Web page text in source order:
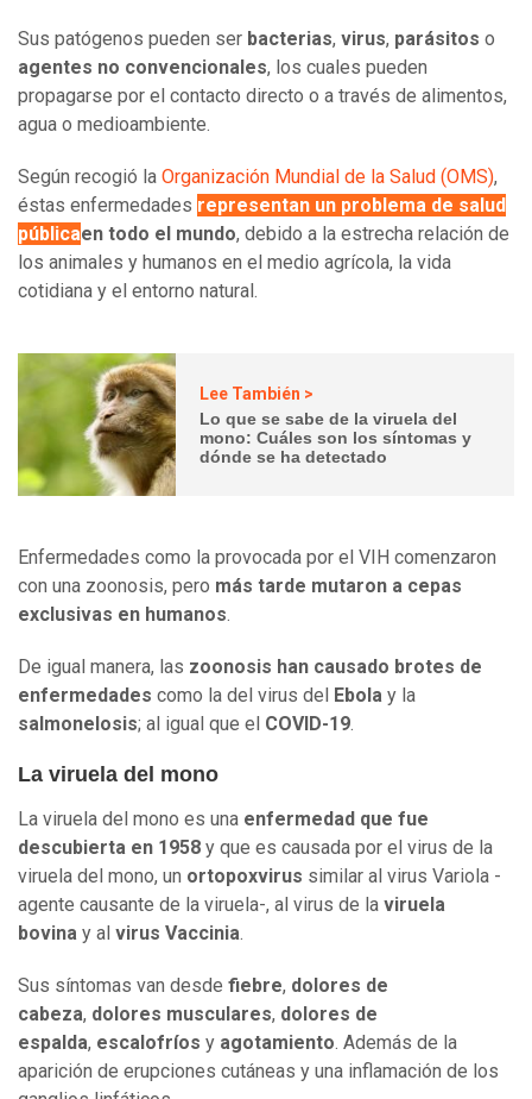
Sus patógenos pueden ser bacterias, virus, parásitos o
agentes no convencionales, los cuales pueden
propagarse por el contacto directo o a través de alimentos,
agua o medioambiente.
Según recogió la Organización Mundial de la Salud (OMS),
éstas enfermedades representan un problema de salud
públicaen todo el mundo, debido a la estrecha relación de
los animales y humanos en el medio agrícola, la vida
cotidiana y el entorno natural.
Lee También >
Lo que se sabe de la viruela del
mono: Cuáles son los síntomas y
dónde se ha detectado
Enfermedades como la provocada por el VIH comenzaron
con una zoonosis, pero más tarde mutaron a cepas
exclusivas en humanos.
De igual manera, las zoonosis han causado brotes de
enfermedades como la del virus del Ebola y la
salmonelosis; al igual que el COVID-19.
La viruela del mono
La viruela del mono es una enfermedad que fue
descubierta en 1958 y que es causada por el virus de la
viruela del mono, un ortopoxvirus similar al virus Variola -
agente causante de la viruela-, al virus de la viruela
bovina y al virus Vaccinia.
Sus síntomas van desde fiebre, dolores de
cabeza, dolores musculares, dolores de
espalda, escalofríos y agotamiento. Además de la
aparición de erupciones cutáneas y una inflamación de los